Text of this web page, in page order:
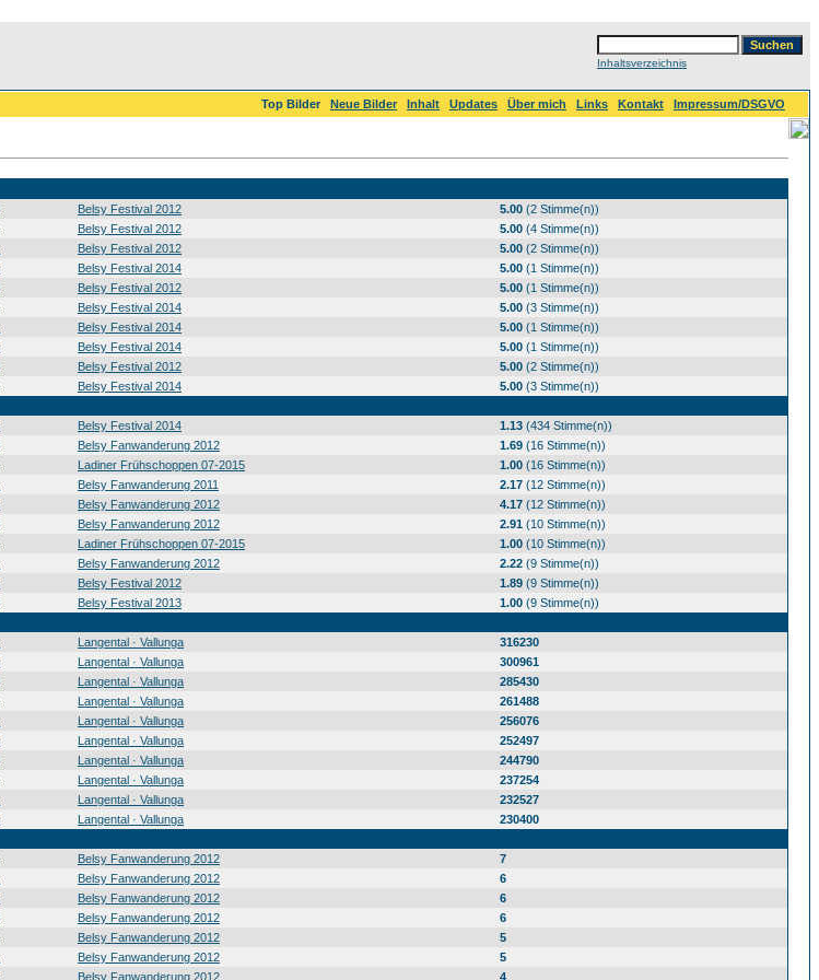
Inhaltsverzeichnis
Top Bilder Neue Bilder Inhalt Updates Über mich Links Kontakt
Impressum/DSGVO
Belsy Festival 2012 5.00 (2 Stimme(n))
Belsy Festival 2012 5.00 (4 Stimme(n))
Belsy Festival 2012 5.00 (2 Stimme(n))
Belsy Festival 2014 5.00 (1 Stimme(n))
Belsy Festival 2012 5.00 (1 Stimme(n))
Belsy Festival 2014 5.00 (3 Stimme(n))
Belsy Festival 2014 5.00 (1 Stimme(n))
Belsy Festival 2014 5.00 (1 Stimme(n))
Belsy Festival 2012 5.00 (2 Stimme(n))
Belsy Festival 2014 5.00 (3 Stimme(n))
Belsy Festival 2014 1.13 (434 Stimme(n))
Belsy Fanwanderung 2012 1.69 (16 Stimme(n))
Ladiner Frühschoppen 07-2015 1.00 (16 Stimme(n))
Belsy Fanwanderung 2011 2.17 (12 Stimme(n))
Belsy Fanwanderung 2012 4.17 (12 Stimme(n))
Belsy Fanwanderung 2012 2.91 (10 Stimme(n))
Ladiner Frühschoppen 07-2015 1.00 (10 Stimme(n))
Belsy Fanwanderung 2012 2.22 (9 Stimme(n))
Belsy Festival 2012 1.89 (9 Stimme(n))
Belsy Festival 2013 1.00 (9 Stimme(n))
Langental · Vallunga
316230
Langental · Vallunga
300961
Langental · Vallunga
285430
Langental · Vallunga
261488
Langental · Vallunga
256076
Langental · Vallunga
252497
Langental · Vallunga
244790
Langental · Vallunga
237254
Langental · Vallunga
232527
Langental · Vallunga
230400
Belsy Fanwanderung 2012
7
Belsy Fanwanderung 2012
6
Belsy Fanwanderung 2012
6
Belsy Fanwanderung 2012
6
Belsy Fanwanderung 2012
5
Belsy Fanwanderung 2012
5
Belsy Fanwanderung 2012 4